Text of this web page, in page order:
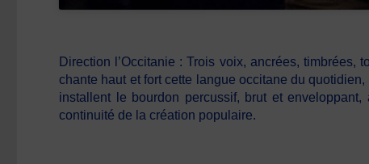
Direction l’Occitanie : Trois voix, ancrées,
chante haut et fort cette langue occitane du
installent le bourdon percussif, brut et
continuité de la création populaire.